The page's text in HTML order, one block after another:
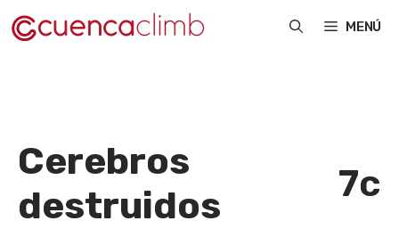
Saltar
al
MENÚ
Cerebros
destruidos
7c